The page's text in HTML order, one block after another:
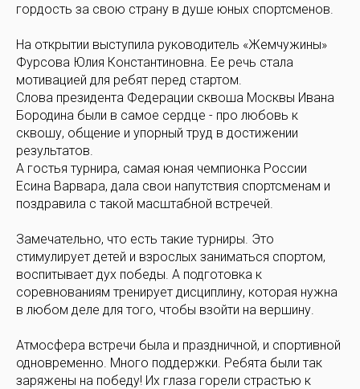
гордость за свою страну в душе юных спортсменов.
На открытии выступила руководитель «Жемчужины»
Фурсова Юлия Константиновна. Ее речь стала
мотивацией для ребят перед стартом.
Слова президента Федерации сквоша Москвы Ивана
Бородина были в самое сердце - про любовь к
сквошу, общение и упорный труд в достижении
результатов.
А гостья турнира, самая юная чемпионка России
Есина Варвара, дала свои напутствия спортсменам и
поздравила с такой масштабной встречей.
Замечательно, что есть такие турниры. Это
стимулирует детей и взрослых заниматься спортом,
воспитывает дух победы. А подготовка к
соревнованиям тренирует дисциплину, которая нужна
в любом деле для того, чтобы взойти на вершину.
Атмосфера встречи была и праздничной, и спортивной
одновременно. Много поддержки. Ребята были так
заряжены на победу! Их глаза горели страстью к